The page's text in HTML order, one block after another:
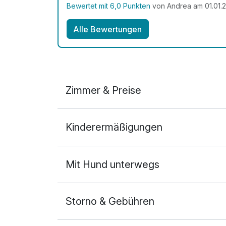
anderen Tagen gab es einfach
hierfür) und auch unser kleiner Pomsky war
bei Anreise nachgefragt haben, ob das
Bewertet mit 6,0 Punkten von Andrea am
Alle Bewertungen
Zimmer & Preise
2 Erwachsene und 2 Kinder
Kinderermäßigungen
Mit Hund unterwegs
Storno & Gebühren